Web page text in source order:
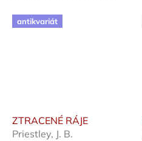
antikvariát
ZTRACENÉ RÁJE
Priestley, J. B.